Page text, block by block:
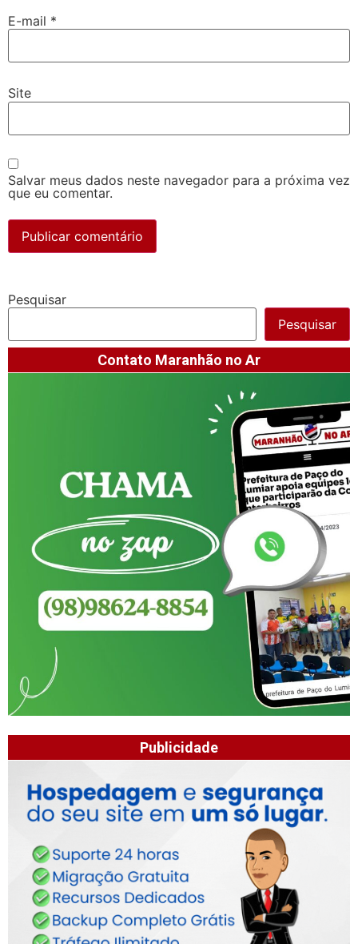
E-mail *
Site
Salvar meus dados neste navegador para a próxima vez
que eu comentar.
Pesquisar
Pesquisar
Contato Maranhão no Ar
Publicidade